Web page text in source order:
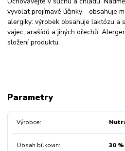
vyvolat projímavé účinky - obsahuje
alergiky: výrobek obsahuje laktózu a
vajec, arašídů a jiných ořechů.
složení produktu.
Parametry
Výrobce
Obsah bílkovin 30